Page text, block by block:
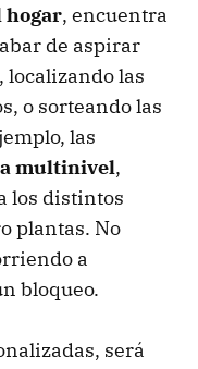
hogar, encuentra
de aspirar
localizando las
o sorteando las
las
multinivel,
los distintos
plantas. No
a
bloqueo.
será